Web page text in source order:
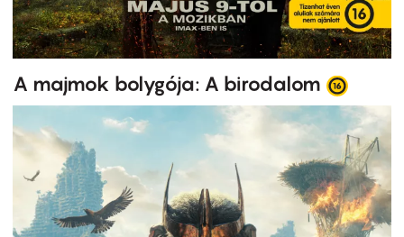
A majmok bolygója: A birodalom